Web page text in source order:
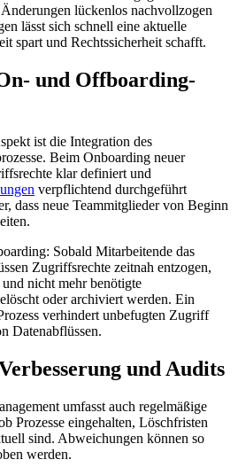
lückenlos nachvollzogen
lässt sich schnell eine aktuelle
spart und Rechtssicherheit schafft.
und Offboarding-
ist die Integration des
Beim Onboarding neuer
klar definiert und
verpflichtend durchgeführt
dass neue Teammitglieder von Beginn
Sobald Mitarbeitende das
Zugriffsrechte zeitnah entzogen,
nicht mehr benötigte
oder archiviert werden. Ein
verhindert unbefugten Zugriff
Datenabflüssen.
und Audits
umfasst auch regelmäßige
Prozesse eingehalten, Löschfristen
sind. Abweichungen können so
werden.